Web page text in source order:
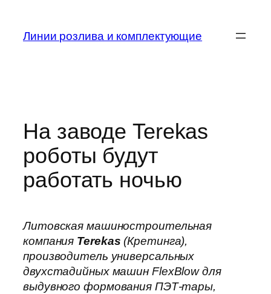
content
Линии розлива и комплектующие
На заводе Terekas
роботы будут
работать ночью
Литовская машиностроительная
компания Terekas (Кретинга),
производитель универсальных
двухстадийных машин FlexBlow для
выдувного формования ПЭТ-тары,